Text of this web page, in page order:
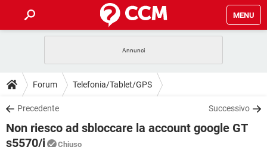
MENU
INTRATTENIMENTO ANDROID
iOS
INSTAGRAM WHATSAPP
GUIDE
COVID-19 GAMING
iOS
DOWNLOAD
COVID-19 GAMING
FORUM
Forum Telefonia/Tablet/GPS
Precedente Successivo
Non riesco ad sbloccare la account google GT
s5570/i
Chiuso